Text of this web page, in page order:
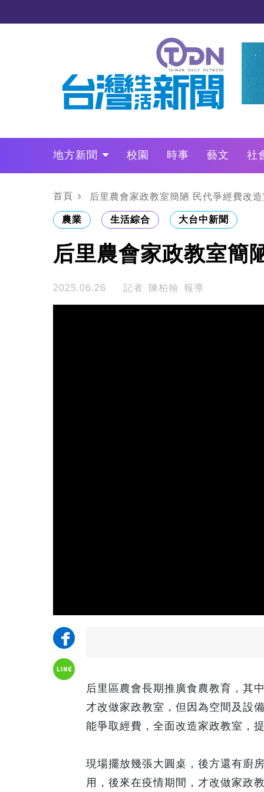
地方新聞 校園 時事 藝文
社
政治
財經 LO叩敲敲門
首頁 后里農會家政教室簡陋 民代爭經費改
農業 生活綜合 大台中新聞
后里農會家政教室簡
2025.06.26 記者 陳柏翰 報導
后里區農會長期推廣食農教育，其
才改做家政教室，但因為空間及設
能爭取經費，全面改造家政教室，
現場擺放幾張大圓桌，後方還有廚
用，後來在疫情期間，才改做家政